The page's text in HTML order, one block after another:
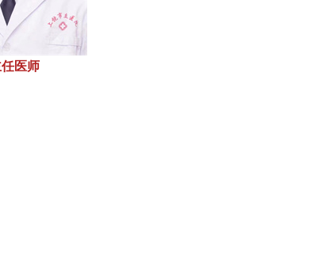
医师